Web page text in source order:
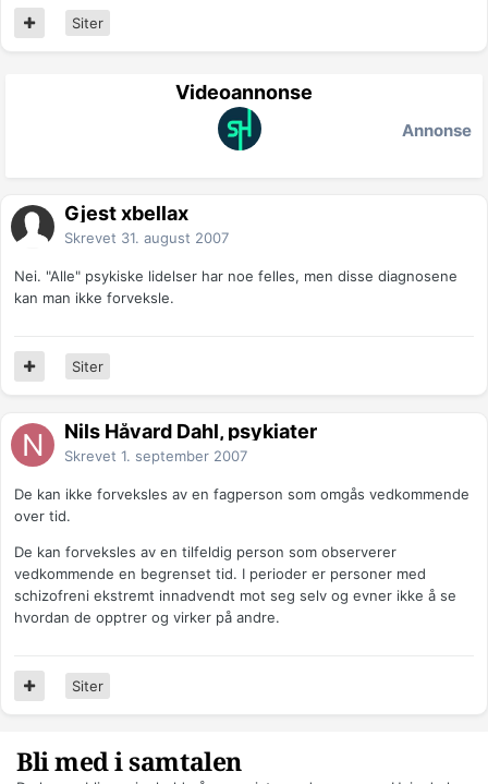
Siter
Videoannonse
Annonse
Gjest xbellax
Skrevet 31. august 2007
Nei. "Alle" psykiske lidelser har noe felles, men disse diagnosene
kan man ikke forveksle.
Siter
Nils Håvard Dahl, psykiater
Skrevet 1. september 2007
De kan ikke forveksles av en fagperson som omgås vedkommende
over tid.
De kan forveksles av en tilfeldig person som observerer
vedkommende en begrenset tid. I perioder er personer med
schizofreni ekstremt innadvendt mot seg selv og evner ikke å se
hvordan de opptrer og virker på andre.
Siter
Bli med i samtalen